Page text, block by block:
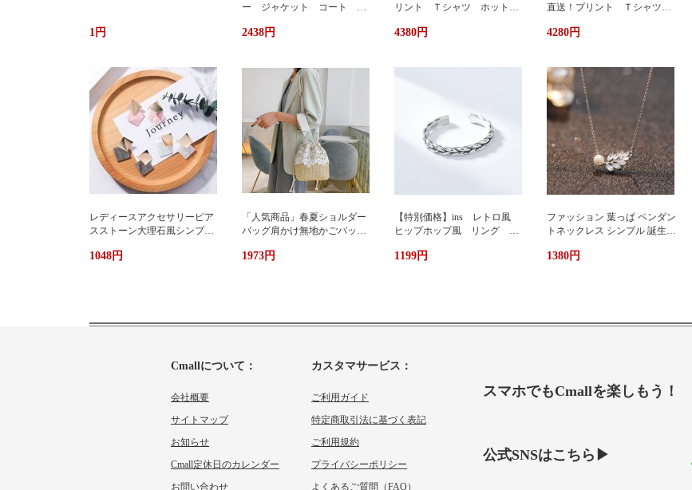
1円
ー ジャケット コート 暖
ス ユニセックス 男女兼用
2438円
リント Ｔシャツ ホットプ
ニセックス おしゃれ スト
4380円
直送！プリント Ｔシャツ
兼用 ユニセックス おしゃ
4280円
レディースアクセサリーピア
スストーン大理石風シンプル
1048円
「人気商品」春夏ショルダー
バッグ肩かけ無地かごバッグ
1973円
【特別価格】ins レトロ風
ヒップホップ風 リング シ
ン 個性 s 925純銀 オーダ
1199円
ファッション 葉っぱ ペンダン
トネックレス シンプル 誕生日
レディースファッション 新作
1380円
Cmallについて：
会社概要
サイトマップ
お知らせ
Cmall定休日のカレンダー
お問い合わせ
カスタマサービス：
ご利用ガイド
特定商取引法に基づく表記
ご利用規約
プライバシーポリシー
よくあるご質問（FAQ）
スマホでもCmallを楽しもう！
公式SNSはこちら▶